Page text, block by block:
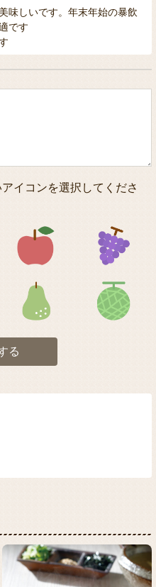
味しいです。年末年始の暴飲
です
イコンを選択してくださ
アイコン2 アイコン3
アイコン6 アイコン7
る